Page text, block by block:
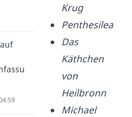
Krug
Penthesilea
Das
Käthchen
von
Heilbronn
Michael